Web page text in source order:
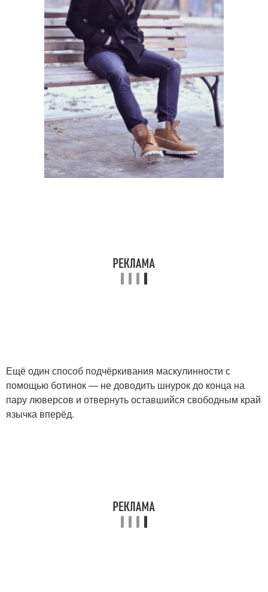
Ещё один способ подчёркивания маскулинности с
помощью ботинок — не доводить шнурок до конца на
пару люверсов и отвернуть оставшийся свободным край
язычка вперёд.